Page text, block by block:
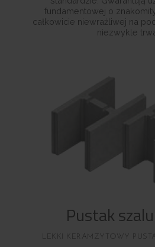
fundamentowej o
całkowicie niewrażliwej na
niezwykle
Pustak
LEKKI KERAMZYTOWY